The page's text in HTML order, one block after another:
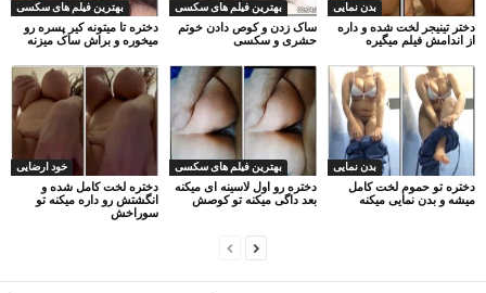
بهترین فیلم های سکسی
دختره تا میتونه کیر پسره رو
میخوره و براش ساک میزنه
بهترین فیلم های سکسی
ساک زدن و کوص دادن خوتم
حشری و سکسی
بدن نمایی
دختر تینیجر لخت شده و داره
از اندامش فیلم میگیره
خود ارضایی
دختره لخت کامل شده و
انگشتش رو داره میکنه تو
سوراخش
بهترین فیلم های سکسی
دختره رو اول لاسینه ای میکنه
بعد داگی میکنه تو کوصش
بدن نمایی
دختره تو حموم لخت کامل
میشه و بدن نمایی میکنه